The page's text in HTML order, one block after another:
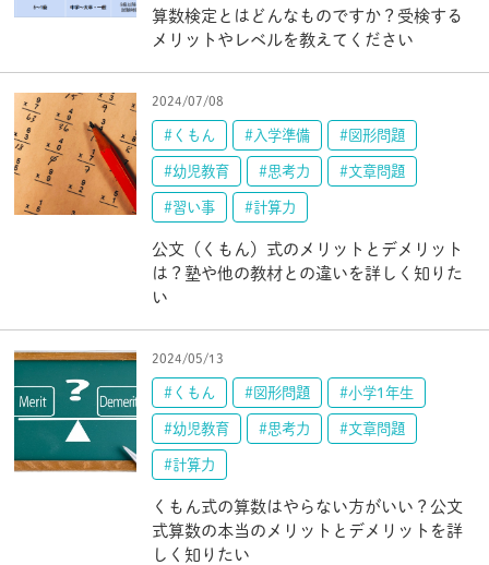
算数検定とはどんなものですか？受検する
メリットやレベルを教えてください
2024/07/08
#くもん #入学準備 #図形問題
#幼児教育 #思考力 #文章問題
#習い事 #計算力
公文（くもん）式のメリットとデメリット
は？塾や他の教材との違いを詳しく知りた
い
2024/05/13
#くもん #図形問題 #小学1年生
#幼児教育 #思考力 #文章問題
#計算力
くもん式の算数はやらない方がいい？公文
式算数の本当のメリットとデメリットを詳
しく知りたい